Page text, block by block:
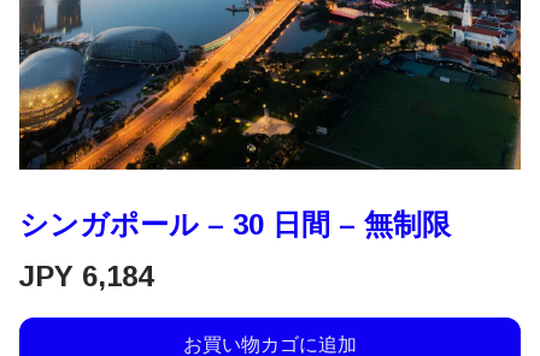
シンガポール – 30 日間 – 無制限
JPY 6,184
お買い物カゴに追加